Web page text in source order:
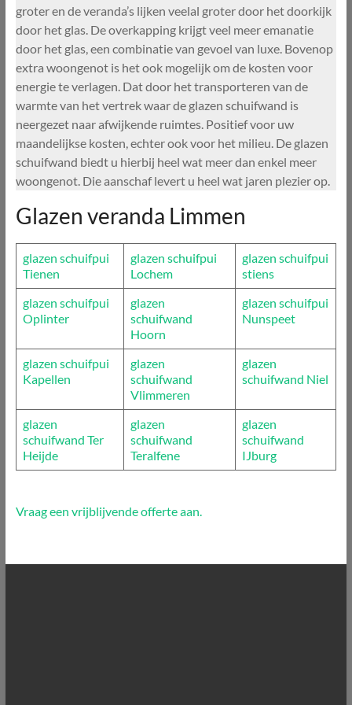
groter en de veranda’s lijken veelal groter door het doorkijk
door het glas. De overkapping krijgt veel meer emanatie
door het glas, een combinatie van gevoel van luxe. Bovenop
extra woongenot is het ook mogelijk om de kosten voor
energie te verlagen. Dat door het transporteren van de
warmte van het vertrek waar de glazen schuifwand is
neergezet naar afwijkende ruimtes. Positief voor uw
maandelijkse kosten, echter ook voor het milieu. De glazen
schuifwand biedt u hierbij heel wat meer dan enkel meer
woongenot. Die aanschaf levert u heel wat jaren plezier op.
Glazen veranda Limmen
glazen schuifpui
Tienen
glazen schuifpui
Lochem
glazen schuifpui
stiens
glazen schuifpui
Oplinter
glazen
schuifwand
Hoorn
glazen schuifpui
Nunspeet
glazen schuifpui
Kapellen
glazen
schuifwand
Vlimmeren
glazen
schuifwand Niel
glazen
schuifwand Ter
Heijde
glazen
schuifwand
Teralfene
glazen
schuifwand
IJburg
Vraag een vrijblijvende offerte aan.